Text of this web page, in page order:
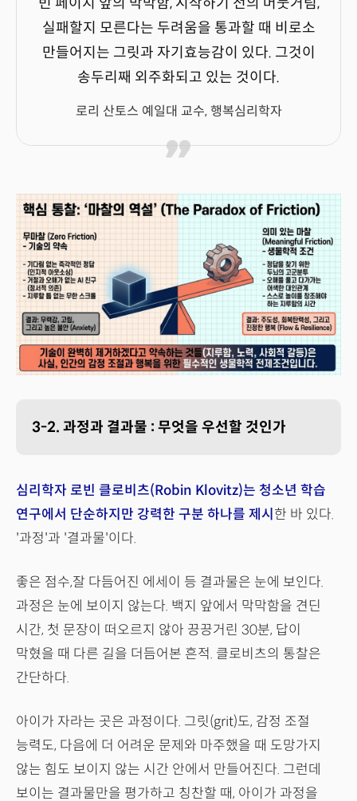
실패할지 모른다는 두려움을 통과할 때 비로소
만들어지는 그릿과 자기효능감이 있다. 그것이
송두리째 외주화되고 있는 것이다.
로리 산토스 예일대 교수, 행복심리학자
3-2. 과정과 결과물 : 무엇을 우선할 것인가
심리학자 로빈 클로비츠(Robin Klovitz)는 청소년 학습
연구에서 단순하지만 강력한 구분 하나를 제시 한 바 있다.
'과정'과 '결과물'이다.
좋은 점수,잘 다듬어진 에세이 등 결과물은 눈에 보인다.
과정은 눈에 보이지 않는다. 백지 앞에서 막막함을 견딘
시간, 첫 문장이 떠오르지 않아 끙끙거린 30분, 답이
막혔을 때 다른 길을 더듬어본 흔적. 클로비츠의 통찰은
간단하다.
아이가 자라는 곳은 과정이다. 그릿(grit)도, 감정 조절
능력도, 다음에 더 어려운 문제와 마주했을 때 도망가지
않는 힘도 보이지 않는 시간 안에서 만들어진다. 그런데
보이는 결과물만을 평가하고 칭찬할 때, 아이가 과정을